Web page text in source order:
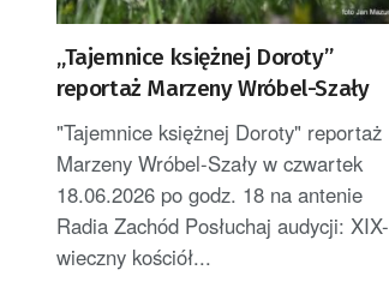
„Tajemnice księżnej Doroty”
reportaż Marzeny Wróbel-Szały
"Tajemnice księżnej Doroty" reportaż
Marzeny Wróbel-Szały w czwartek
18.06.2026 po godz. 18 na antenie
Radia Zachód Posłuchaj audycji: XIX-
wieczny kościół...